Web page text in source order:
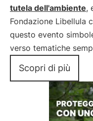
tutela dell'ambiente,
Fondazione Libellula
questo evento
verso tematiche
Scopri di più